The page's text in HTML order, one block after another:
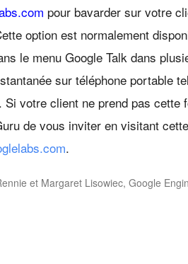
pour bavarder sur votre
option est normalement
le menu Google Talk dans
sur téléphone portable
Si votre client ne prend pas cette
de vous inviter en visitant
.
et Margaret Lisowiec, Google